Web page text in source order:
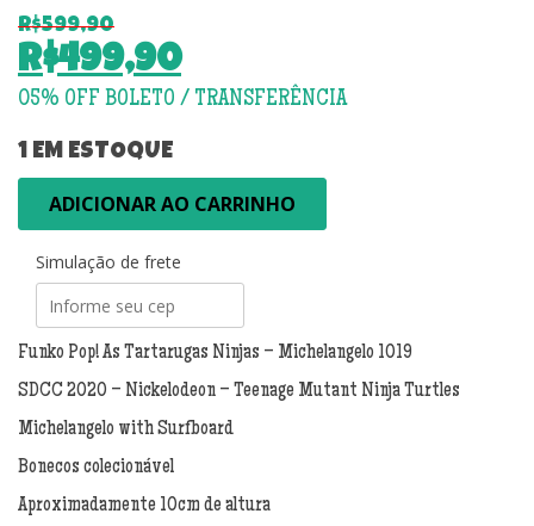
R$599,90
O
preço
era:
R$599,90.
R$499,90
O
atual
é:
R$499,90.
1 EM ESTOQUE
Pop!
Tartarugas
Ninjas
Michelangelo
quantidade
ADICIONAR AO CARRINHO
Simulação de frete
Funko Pop! As Tartarugas Ninjas – Michelangelo 1019
SDCC 2020 – Nickelodeon – Teenage Mutant Ninja Turtles
Michelangelo with Surfboard
Bonecos colecionável
Aproximadamente 10cm de altura